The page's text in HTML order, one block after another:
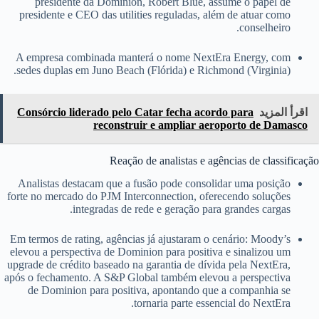
presidente e CEO das utilities reguladas, além de atuar como
conselheiro.
A empresa combinada manterá o nome NextEra Energy, com
sedes duplas em Juno Beach (Flórida) e Richmond (Virginia).
اقرأ المزيد Consórcio liderado pelo Catar fecha acordo para
reconstruir e ampliar aeroporto de Damasco
Reação de analistas e agências de classificação
Analistas destacam que a fusão pode consolidar uma posição
forte no mercado do PJM Interconnection, oferecendo soluções
integradas de rede e geração para grandes cargas.
Em termos de rating, agências já ajustaram o cenário: Moody’s
elevou a perspectiva de Dominion para positiva e sinalizou um
upgrade de crédito baseado na garantia de dívida pela NextEra,
após o fechamento. A S&P Global também elevou a perspectiva
de Dominion para positiva, apontando que a companhia se
tornaria parte essencial do NextEra.